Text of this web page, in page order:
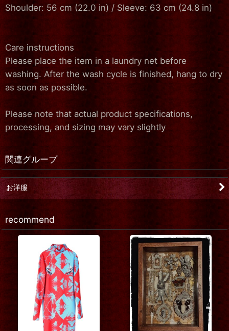
Shoulder: 56 cm (22.0 in) / Sleeve: 63 cm (24.8 in)
Care instructions
Please place the item in a laundry net before
washing. After the wash cycle is finished, hang to dry
as soon as possible.
Please note that actual product specifications,
processing, and sizing may vary slightly
関連グループ
お洋服
recommend